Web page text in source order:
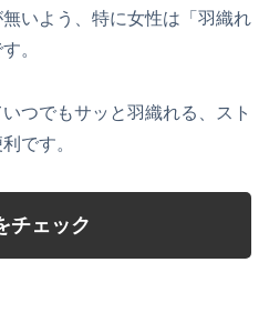
いよう、特に女性は「羽織れ
。
つでもサッと羽織れる、スト
です。
チェック